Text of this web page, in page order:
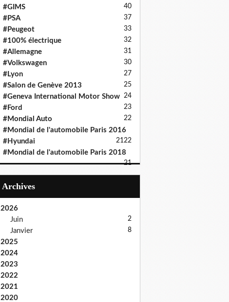
#GIMS 40
#PSA 37
#Peugeot 33
#100% électrique 32
#Allemagne 31
#Volkswagen 30
#Lyon 27
#Salon de Genève 2013 25
#Geneva International Motor Show 24
#Ford 23
#Mondial Auto 22
#Mondial de l'automobile Paris 2016
22
#Hyundai 21
#Mondial de l'automobile Paris 2018
21
Archives
2026
Juin
2
Janvier 8
2025
2024
2023
2022
2021
2020